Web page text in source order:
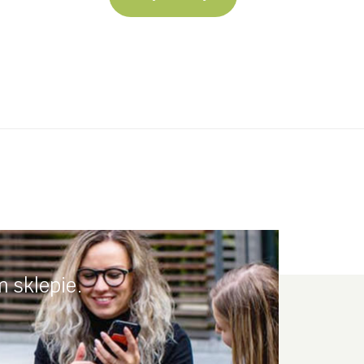
14,99 zł.9,99 zł.
sklepie.